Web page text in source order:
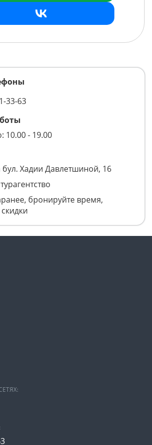
33-63
10.00 - 19.00
бул. Хадии Давлетшиной, 16
бронируйте время,